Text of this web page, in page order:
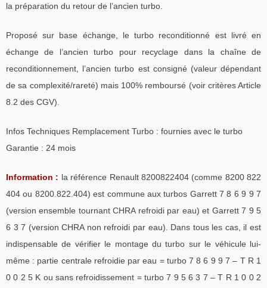
la préparation du retour de l’ancien turbo.
Proposé sur base échange, le turbo reconditionné est livré en
échange de l’ancien turbo pour recyclage dans la chaîne de
reconditionnement, l’ancien turbo est consigné (valeur dépendant
de sa complexité/rareté) mais 100% remboursé (voir critères Article
8.2 des CGV).
Infos Techniques Remplacement Turbo : fournies avec le turbo
Garantie : 24 mois
Information : la référence Renault 8200822404 (comme 8200 822
404 ou 8200.822.404) est commune aux turbos Garrett 7 8 6 9 9 7
(version ensemble tournant CHRA refroidi par eau) et Garrett 7 9 5
6 3 7 (version CHRA non refroidi par eau). Dans tous les cas, il est
indispensable de vérifier le montage du turbo sur le véhicule lui-
même : partie centrale refroidie par eau = turbo 7 8 6 9 9 7 – T R 1
0 0 2 5 K ou sans refroidissement = turbo 7 9 5 6 3 7 – T R 1 0 0 2